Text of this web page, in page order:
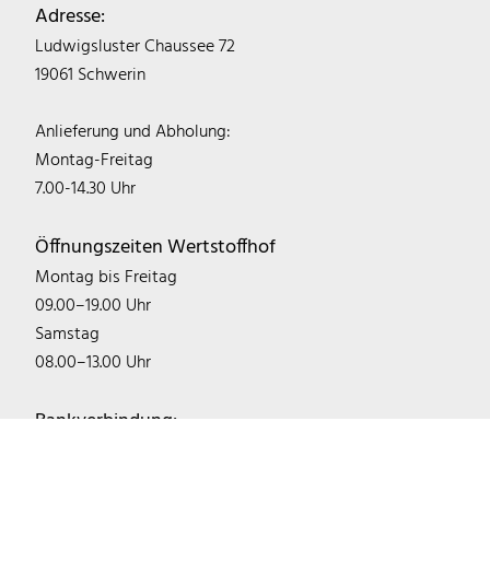
Adresse:
Ludwigsluster Chaussee 72
19061 Schwerin
Anlieferung und Abholung:
Montag-Freitag
7.00-14.30 Uhr
Öffnungszeiten Wertstoffhof
Montag bis Freitag
09.00–19.00 Uhr
Samstag
08.00–13.00 Uhr
Bankverbindung: